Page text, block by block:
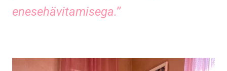
enesehävitamisega.’’